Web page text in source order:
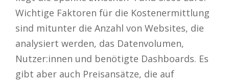
Wichtige Faktoren für die Kostenermittlung
sind mitunter die Anzahl von Websites, die
analysiert werden, das Datenvolumen,
Nutzer:innen und benötigte Dashboards. Es
gibt aber auch Preisansätze, die auf